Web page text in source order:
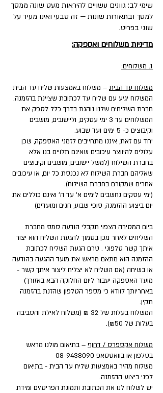
שימי לב: גוונים עשויים להיראות מעט שונה ממסך
למסך ובתאורות שונות — זה טבעי ואינו מעיד על
שוני בפריט.
מדיניות משלוחים ואספקה:
1. משלוחים:
משלוח עד הבית – משלוח באמצעות שליח עד הבית
המשלוח יגיע עם שליח עד לכתובת שציינת בהזמנה.
חברת השליחים שלנו נוהגת בדרך כלל לספק את
המשלוחים עד 3 ימי עסקים, וליישובים, מושבים
וקיבוצים כ- 5 ימים ועד שבוע.
יחד עם זאת, איננו מתחייבים לזמני האספקה, שכן
עלולים להיווצר עיכובים שאינם תלויים בנו אלא
בחברת השילוח (למשל יישובים, מושבים וקיבוצים
שאליהם חברת השילוח לא נכנסת כל יום, או עיכובים
אחרים שמקורם בחברת השילוח).
(ימי עסקים נחשבים לימים א' עד ה' ואינם כוללים את
יום ביצוע ההזמנה, סופי שבוע, חגים ומועדים)
ביום המסירה הצפוי תקבלי הודעה סמס מחברת
השליחים לאחר מכן בסמוך להגעת השליח הוא יצור
איתך קשר טלפוני . טרם הגעת השליח לכתובת
ההזמנה הוא מתאם מראש את מועד ההגעה בהודעה
או בשיחה (אם השליח לא יצליח ליצור איתך קשר -
מועד האספקה יעבור ליום החלוקה הבא באזורך)
באחריותך לוודא כי מספר הטלפון שהזנת בהזמנה
תקין.
המשלוח בעלות של 32 ₪ (משלוח לאילת והסביבה
בעלות של ₪50).
משלוח אקספרס / דחוף – בתיאום מולנו מראש
בטלפון או בוואטסאפ 08-9438090
משלוח מהיר באמצעות שליח עד הבית - בתיאום
לפני ביצוע ההזמנה.
יש לשלוח לנו את הכתובת ותמונת הפריט/ים ומידת